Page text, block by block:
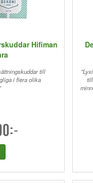
Hifiman
till
i flera olika